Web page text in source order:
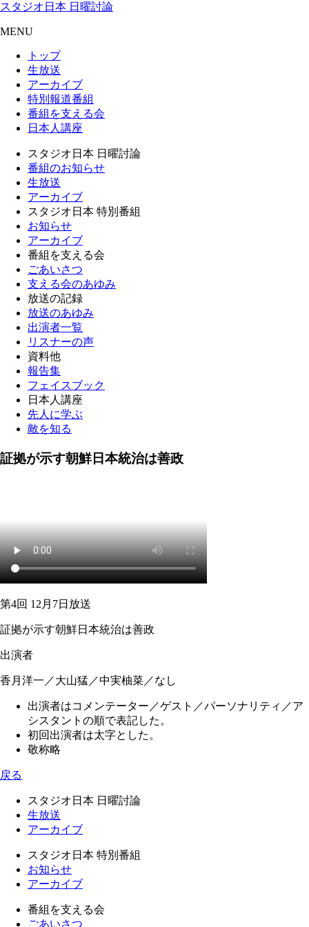
スタジオ日本 日曜討論
MENU
トップ
生放送
アーカイブ
特別報道番組
番組を支える会
日本人講座
スタジオ日本 日曜討論
番組のお知らせ
生放送
アーカイブ
スタジオ日本 特別番組
お知らせ
アーカイブ
番組を支える会
ごあいさつ
支える会のあゆみ
放送の記録
放送のあゆみ
出演者一覧
リスナーの声
資料他
報告集
フェイスブック
日本人講座
先人に学ぶ
敵を知る
証拠が示す朝鮮日本統治は善政
第4回 12月7日放送
証拠が示す朝鮮日本統治は善政
出演者
香月洋一／大山猛／中実柚菜／なし
出演者はコメンテーター／ゲスト／パーソナリティ／ア
シスタントの順で表記した。
初回出演者は太字とした。
敬称略
戻る
スタジオ日本 日曜討論
生放送
アーカイブ
スタジオ日本 特別番組
お知らせ
アーカイブ
番組を支える会
ごあいさつ